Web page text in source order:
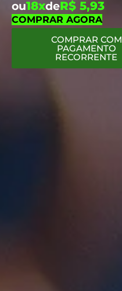
ou18xdeR$ 5,93
COMPRAR AGORA
COMPRAR COM
PAGAMENTO
RECORRENTE